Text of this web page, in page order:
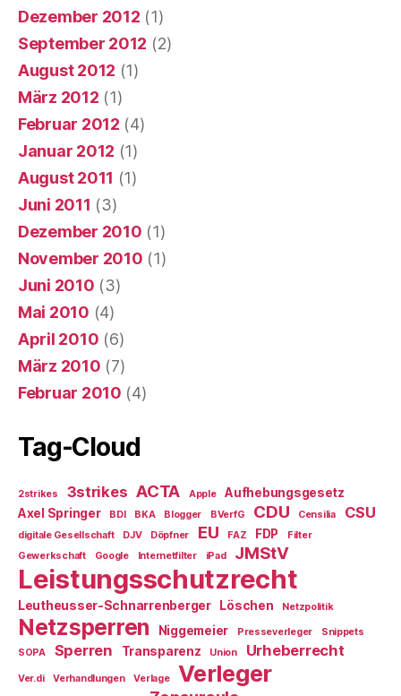
Dezember 2012 (1)
September 2012 (2)
August 2012 (1)
März 2012 (1)
Februar 2012 (4)
Januar 2012 (1)
August 2011 (1)
Juni 2011 (3)
Dezember 2010 (1)
November 2010 (1)
Juni 2010 (3)
Mai 2010 (4)
April 2010 (6)
März 2010 (7)
Februar 2010 (4)
Tag-Cloud
2strikes 3strikes ACTA Apple
Aufhebungsgesetz
Axel Springer
BDI BKA Blogger BVerfG CDU Censilia CSU
digitale Gesellschaft DJV Döpfner EU FAZ FDP
Filter
Gewerkschaft
Google Internetfilter iPad JMStV
Leistungsschutzrecht
Leutheusser-Schnarrenberger Löschen Netzpolitik
Netzsperren Niggemeier Presseverleger
Snippets
SOPA
Sperren Transparenz Union Urheberrecht
Ver.di Verhandlungen Verlage Verleger